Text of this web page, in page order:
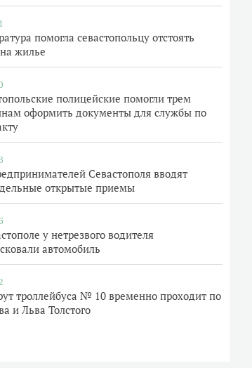
помогла севастопольцу отстоять
жилье
полицейские помогли трем
оформить документы для службы по
Севастополя вводят
открытые приемы
у нетрезвого водителя
автомобиль
троллейбуса № 10 временно проходит по
и Льва Толстого